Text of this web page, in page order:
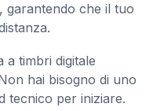
garantendo che il tuo
a timbri digitale
hai bisogno di uno
tecnico per iniziare.